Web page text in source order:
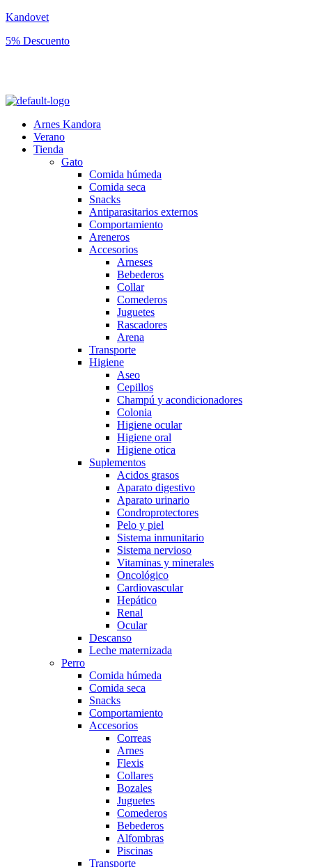
Kandovet
5% Descuento
Arnes Kandora
Verano
Tienda
Gato
Comida húmeda
Comida seca
Snacks
Antiparasitarios externos
Comportamiento
Areneros
Accesorios
Arneses
Bebederos
Collar
Comederos
Juguetes
Rascadores
Arena
Transporte
Higiene
Aseo
Cepillos
Champú y acondicionadores
Colonia
Higiene ocular
Higiene oral
Higiene otica
Suplementos
Acidos grasos
Aparato digestivo
Aparato urinario
Condroprotectores
Pelo y piel
Sistema inmunitario
Sistema nervioso
Vitaminas y minerales
Oncológico
Cardiovascular
Hepático
Renal
Ocular
Descanso
Leche maternizada
Perro
Comida húmeda
Comida seca
Snacks
Comportamiento
Accesorios
Correas
Arnes
Flexis
Collares
Bozales
Juguetes
Comederos
Bebederos
Alfombras
Piscinas
Transporte